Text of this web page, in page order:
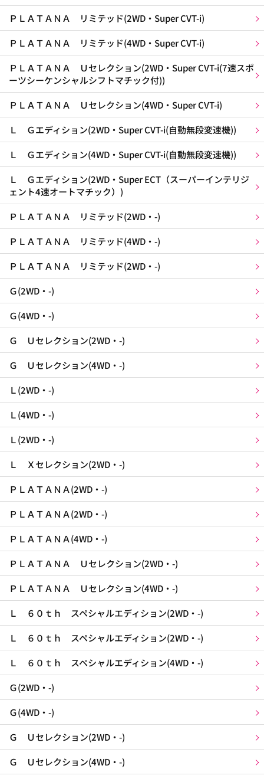
ＰＬＡＴＡＮＡ リミテッド(2WD・Super CVT-i)
ＰＬＡＴＡＮＡ リミテッド(4WD・Super CVT-i)
ＰＬＡＴＡＮＡ Ｕセレクション(2WD・Super CVT-i(7速スポ
ーツシーケンシャルシフトマチック付))
ＰＬＡＴＡＮＡ Ｕセレクション(4WD・Super CVT-i)
Ｌ Ｇエディション(2WD・Super CVT-i(自動無段変速機))
Ｌ Ｇエディション(4WD・Super CVT-i(自動無段変速機))
Ｌ Ｇエディション(2WD・Super ECT（スーパーインテリジ
ェント4速オートマチック）)
ＰＬＡＴＡＮＡ リミテッド(2WD・-)
ＰＬＡＴＡＮＡ リミテッド(4WD・-)
ＰＬＡＴＡＮＡ リミテッド(2WD・-)
Ｇ(2WD・-)
Ｇ(4WD・-)
Ｇ Ｕセレクション(2WD・-)
Ｇ Ｕセレクション(4WD・-)
Ｌ(2WD・-)
Ｌ(4WD・-)
Ｌ(2WD・-)
Ｌ Ｘセレクション(2WD・-)
ＰＬＡＴＡＮＡ(2WD・-)
ＰＬＡＴＡＮＡ(2WD・-)
ＰＬＡＴＡＮＡ(4WD・-)
ＰＬＡＴＡＮＡ Ｕセレクション(2WD・-)
ＰＬＡＴＡＮＡ Ｕセレクション(4WD・-)
Ｌ ６０ｔｈ スペシャルエディション(2WD・-)
Ｌ ６０ｔｈ スペシャルエディション(2WD・-)
Ｌ ６０ｔｈ スペシャルエディション(4WD・-)
Ｇ(2WD・-)
Ｇ(4WD・-)
Ｇ Ｕセレクション(2WD・-)
Ｇ Ｕセレクション(4WD・-)